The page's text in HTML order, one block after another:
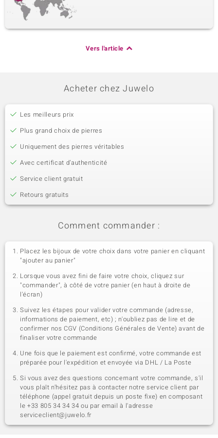
Vers l'article
Acheter chez Juwelo
Les meilleurs prix
Plus grand choix de pierres
Uniquement des pierres véritables
Avec certificat d’authenticité
Service client gratuit
Retours gratuits
Comment commander :
Placez les bijoux de votre choix dans votre panier en cliquant
"ajouter au panier"
Lorsque vous avez fini de faire votre choix, cliquez sur
"commander", à côté de votre panier (en haut à droite de
l'écran)
Suivez les étapes pour valider votre commande (adresse,
informations de paiement, etc) ; n'oubliez pas de lire et de
confirmer nos CGV (Conditions Générales de Vente) avant de
finaliser votre commande
Une fois que le paiement est confirmé, votre commande est
préparée pour l'expédition et envoyée via DHL / La Poste
Si vous avez des questions concernant votre commande, s'il
vous plaît n'hésitez pas à contacter notre service client par
téléphone (appel gratuit depuis un poste fixe) en composant
le +33 805 34 34 34 ou par email à l'adresse
serviceclient@juwelo.fr